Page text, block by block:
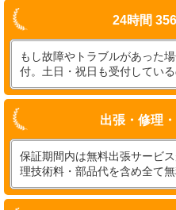
24時間
もし故障やトラブルがあった
付。土日・祝日も受付している
出張・修理
保証期間内は無料出張サービ
理技術料・部品代を含め全て無